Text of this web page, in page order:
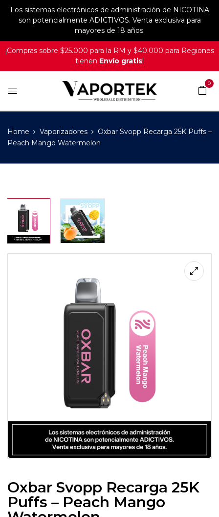
Los sistemas electrónicos de administración de NICOTINA
son potencialmente ADICTIVOS. Venta exclusiva para
mayores de 18 años.
¡Compras sobre $25.000 para la RM y $40.000 para Regiones
tienen Envío gratis!
0
Home Vaporizadores
Oxbar Svopp Recarga 25K Puffs –
Peach Mango Watermelon
Oxbar Svopp Recarga 25K
Puffs – Peach Mango